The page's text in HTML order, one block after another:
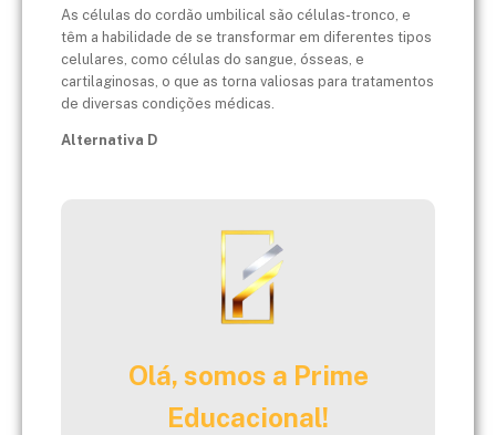
As células do cordão umbilical são células-tronco, e
têm a habilidade de se transformar em diferentes tipos
celulares, como células do sangue, ósseas, e
cartilaginosas, o que as torna valiosas para tratamentos
de diversas condições médicas.
Alternativa D
Olá, somos a Prime
Educacional!